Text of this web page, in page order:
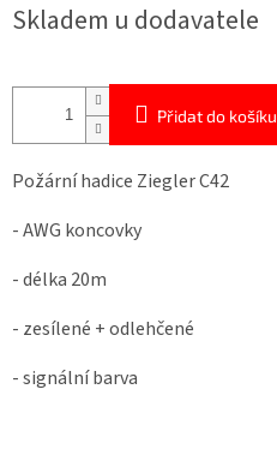
cena:
Skladem u dodavatele
Přidat do košíku
Požární hadice Ziegler C42
- AWG koncovky
- délka 20m
- zesílené + odlehčené
- signální barva